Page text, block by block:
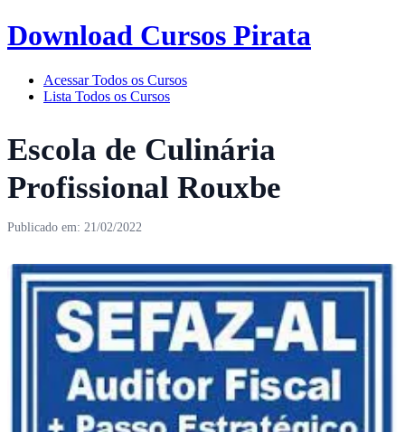
Download Cursos Pirata
Acessar Todos os Cursos
Lista Todos os Cursos
Escola de Culinária
Profissional Rouxbe
Publicado em: 21/02/2022